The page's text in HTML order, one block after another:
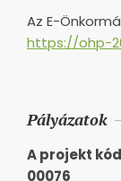
Az E-
https://ohp-
Pályázatok
A projekt
00076